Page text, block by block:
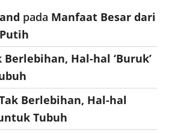
pada Manfaat Besar dari
Berlebihan, Hal-hal ‘Buruk’
Berlebihan, Hal-hal
Tubuh